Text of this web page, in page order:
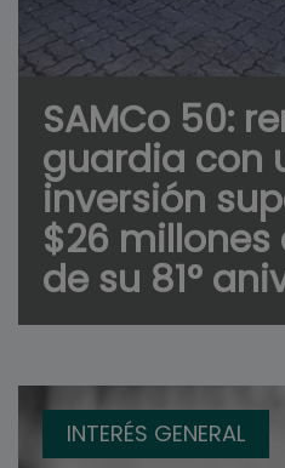
SAMCo 50:
guardia con
inversión
$26
de su 81°
INTERÉS GENERAL